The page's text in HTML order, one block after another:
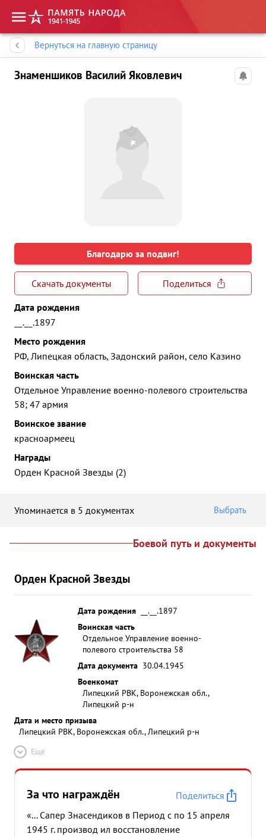
Вернуться на главную страницу
Знаменшиков Василий Яковлевич
Благодарю за подвиг!
Скачать документы
Поделиться
Дата рождения
__.__.1897
Место рождения
РФ, Липецкая область, Задонский район, село Казино
Воинская часть
Отдельное Управление военно-полевого строительства
58; 47 армия
Воинское звание
красноармеец
Награды
Орден Красной Звезды (2)
Упоминается в 5 документах Выбрать
Боевой путь и документы
Орден Красной Звезды
Дата рождения
__.__.1897
Воинская часть
Отдельное Управление военно-
полевого строительства 58
Дата документа 30.04.1945
Военкомат
Липецкий РВК, Воронежская обл.,
Липецкий р-н
Дата и место призыва
Липецкий РВК, Воронежская обл., Липецкий р-н
Ещё
За что награждён
Поделиться
«... Сапер Знасендиков в Период с по 15 апреля
1945 г. производ ил восстановление
Память народа